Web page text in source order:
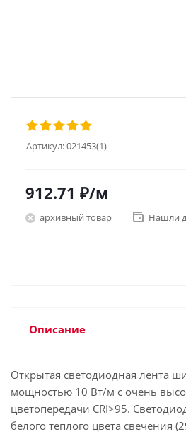
Артикул:021453(1)
912.71 ₽/м
архивный товар Нашли
Описание
Открытая светодиодная лента
мощностью 10 Вт/м с очень
цветопередачи CRI>95.
белого теплого цвета свечения